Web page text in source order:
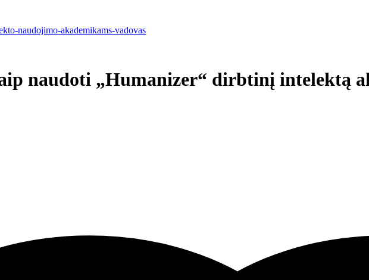
naudojimo-akademikams-vadovas
naudoti „Humanizer“ dirbtinį intelektą